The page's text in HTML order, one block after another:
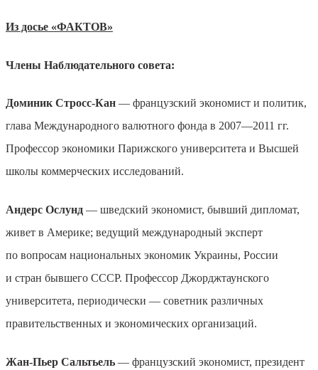
Из досье «ФАКТОВ»
Члены Наблюдательного совета:
Доминик Стросс-Кан — французский экономист и политик,
глава Международного валютного фонда в 2007—2011 гг.
Профессор экономики Парижского университета и Высшей
школы коммерческих исследований.
Андерс Ослунд — шведский экономист, бывший дипломат,
живет в Америке; ведущий международный эксперт
по вопросам национальных экономик Украины, России
и стран бывшего СССР. Профессор Джорджтаунского
университета, периодически — советник различных
правительственных и экономических организаций.
Жан-Пьер Сальтьель — французский экономист, президент